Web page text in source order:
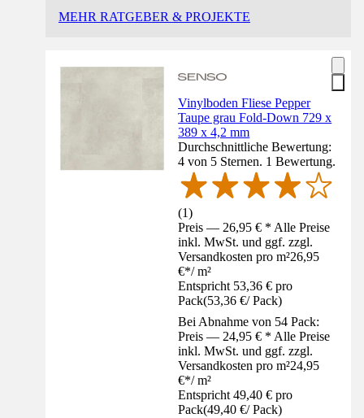
MEHR RATGEBER & PROJEKTE
Vinylboden Fliese Pepper
Taupe grau Fold-Down 729 x
389 x 4,2 mm
Durchschnittliche Bewertung:
4 von 5 Sternen. 1 Bewertung.
(1)
Preis — 26,95 € * Alle Preise
inkl. MwSt. und ggf. zzgl.
Versandkosten pro m²26,95
€*/ m²
Entspricht 53,36 € pro
Pack(53,36 €/ Pack)
Bei Abnahme von 54 Pack:
Preis — 24,95 € * Alle Preise
inkl. MwSt. und ggf. zzgl.
Versandkosten pro m²24,95
€*/ m²
Entspricht 49,40 € pro
Pack(49,40 €/ Pack)